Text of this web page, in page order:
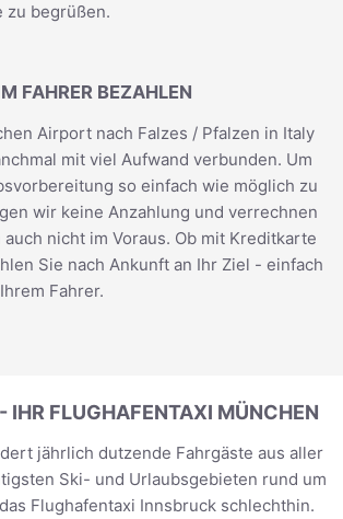
zu begrüßen.
FAHRER BEZAHLEN
Airport nach Falzes / Pfalzen in Italy
mit viel Aufwand verbunden. Um
so einfach wie möglich zu
wir keine Anzahlung und verrechnen
nicht im Voraus. Ob mit Kreditkarte
Sie nach Ankunft an Ihr Ziel - einfach
Fahrer.
IHR FLUGHAFENTAXI MÜNCHEN
jährlich dutzende Fahrgäste aus aller
Ski- und Urlaubsgebieten rund um
Flughafentaxi Innsbruck schlechthin.